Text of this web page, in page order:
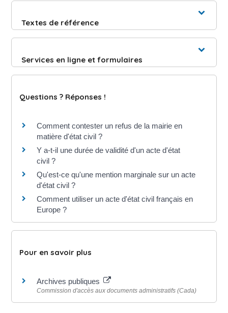
Textes de référence
Services en ligne et formulaires
Questions ? Réponses !
Comment contester un refus de la mairie en
matière d'état civil ?
Y a-t-il une durée de validité d'un acte d'état
civil ?
Qu'est-ce qu'une mention marginale sur un acte
d'état civil ?
Comment utiliser un acte d'état civil français en
Europe ?
Pour en savoir plus
Archives publiques
Commission d'accès aux documents administratifs (Cada)